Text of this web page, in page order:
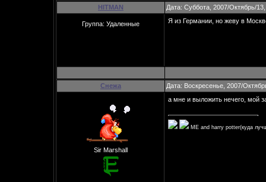
HITMAN Дата: Суббота, 2007/Октябрь/
Группа: Удаленные Я из Германии, но жеву в
Снежа Дата: Воскресенье, 2007/
Sir Marshall
а мне и выложить нечего, мой
ME and harry potter(куда